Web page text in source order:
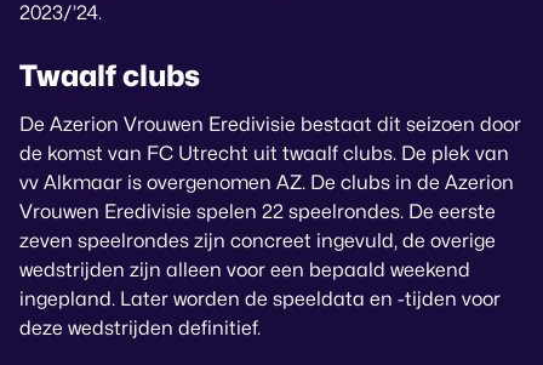
2023/’24.
Twaalf clubs
De Azerion Vrouwen Eredivisie bestaat dit seizoen door
de komst van FC Utrecht uit twaalf clubs. De plek van
vv Alkmaar is overgenomen AZ. De clubs in de Azerion
Vrouwen Eredivisie spelen 22 speelrondes. De eerste
zeven speelrondes zijn concreet ingevuld, de overige
wedstrijden zijn alleen voor een bepaald weekend
ingepland. Later worden de speeldata en -tijden voor
deze wedstrijden definitief.